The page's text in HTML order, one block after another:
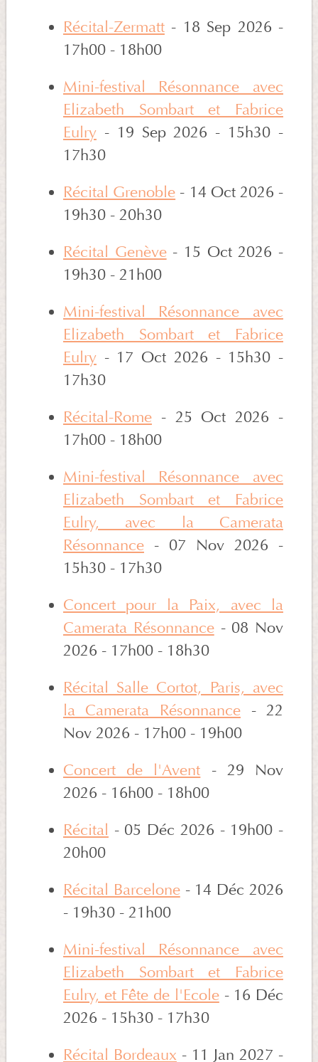
Récital-Zermatt- 18 Sep 2026 -
17h00 - 18h00
Mini-festival Résonnance avec
Elizabeth Sombart et Fabrice
Eulry- 19 Sep 2026 - 15h30 -
17h30
Récital Grenoble - 14 Oct 2026 -
19h30 - 20h30
Récital Genève- 15 Oct 2026 -
19h30 - 21h00
Mini-festival Résonnance avec
Elizabeth Sombart et Fabrice
Eulry- 17 Oct 2026 - 15h30 -
17h30
Récital-Rome- 25 Oct 2026 -
17h00 - 18h00
Mini-festival Résonnance avec
Elizabeth Sombart et Fabrice
Eulry, avec la Camerata
Résonnance- 07 Nov 2026 -
15h30 - 17h30
Concert pour la Paix, avec la
Camerata Résonnance- 08 Nov
2026 - 17h00 - 18h30
Récital Salle Cortot, Paris, avec
la Camerata Résonnance - 22
Nov 2026 - 17h00 - 19h00
Concert de l'Avent - 29 Nov
2026 - 16h00 - 18h00
Récital - 05 Déc 2026 - 19h00 -
20h00
Récital Barcelone- 14 Déc 2026
- 19h30 - 21h00
Mini-festival Résonnance avec
Elizabeth Sombart et Fabrice
Eulry, et Fête de l'Ecole- 16 Déc
2026 - 15h30 - 17h30
Récital Bordeaux - 11 Jan 2027 -